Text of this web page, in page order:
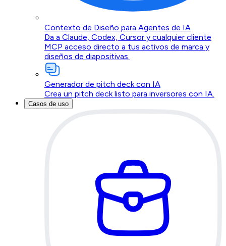
Contexto de Diseño para Agentes de IA
Da a Claude, Codex, Cursor y cualquier cliente
MCP acceso directo a tus activos de marca y
diseños de diapositivas.
Generador de pitch deck con IA
Crea un pitch deck listo para inversores con IA.
Casos de uso